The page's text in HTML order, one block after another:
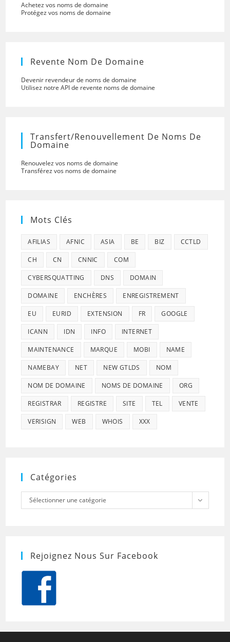
Achetez vos noms de domaine
Protégez vos noms de domaine
Revente Nom De Domaine
Devenir revendeur de noms de domaine
Utilisez notre API de revente noms de domaine
Transfert/renouvellement De Noms De
Domaine
Renouvelez vos noms de domaine
Transférez vos noms de domaine
Mots Clés
AFILIAS AFNIC ASIA BE BIZ CCTLD
CH CN CNNIC COM
CYBERSQUATTING DNS DOMAIN
DOMAINE ENCHÈRES ENREGISTREMENT
EU EURID EXTENSION FR GOOGLE
ICANN IDN INFO INTERNET
MAINTENANCE MARQUE MOBI NAME
NAMEBAY NET NEW GTLDS NOM
NOM DE DOMAINE NOMS DE DOMAINE ORG
REGISTRAR REGISTRE SITE TEL VENTE
VERISIGN WEB WHOIS XXX
Catégories
Catégories
Sélectionner une catégorie
Rejoignez Nous Sur Facebook